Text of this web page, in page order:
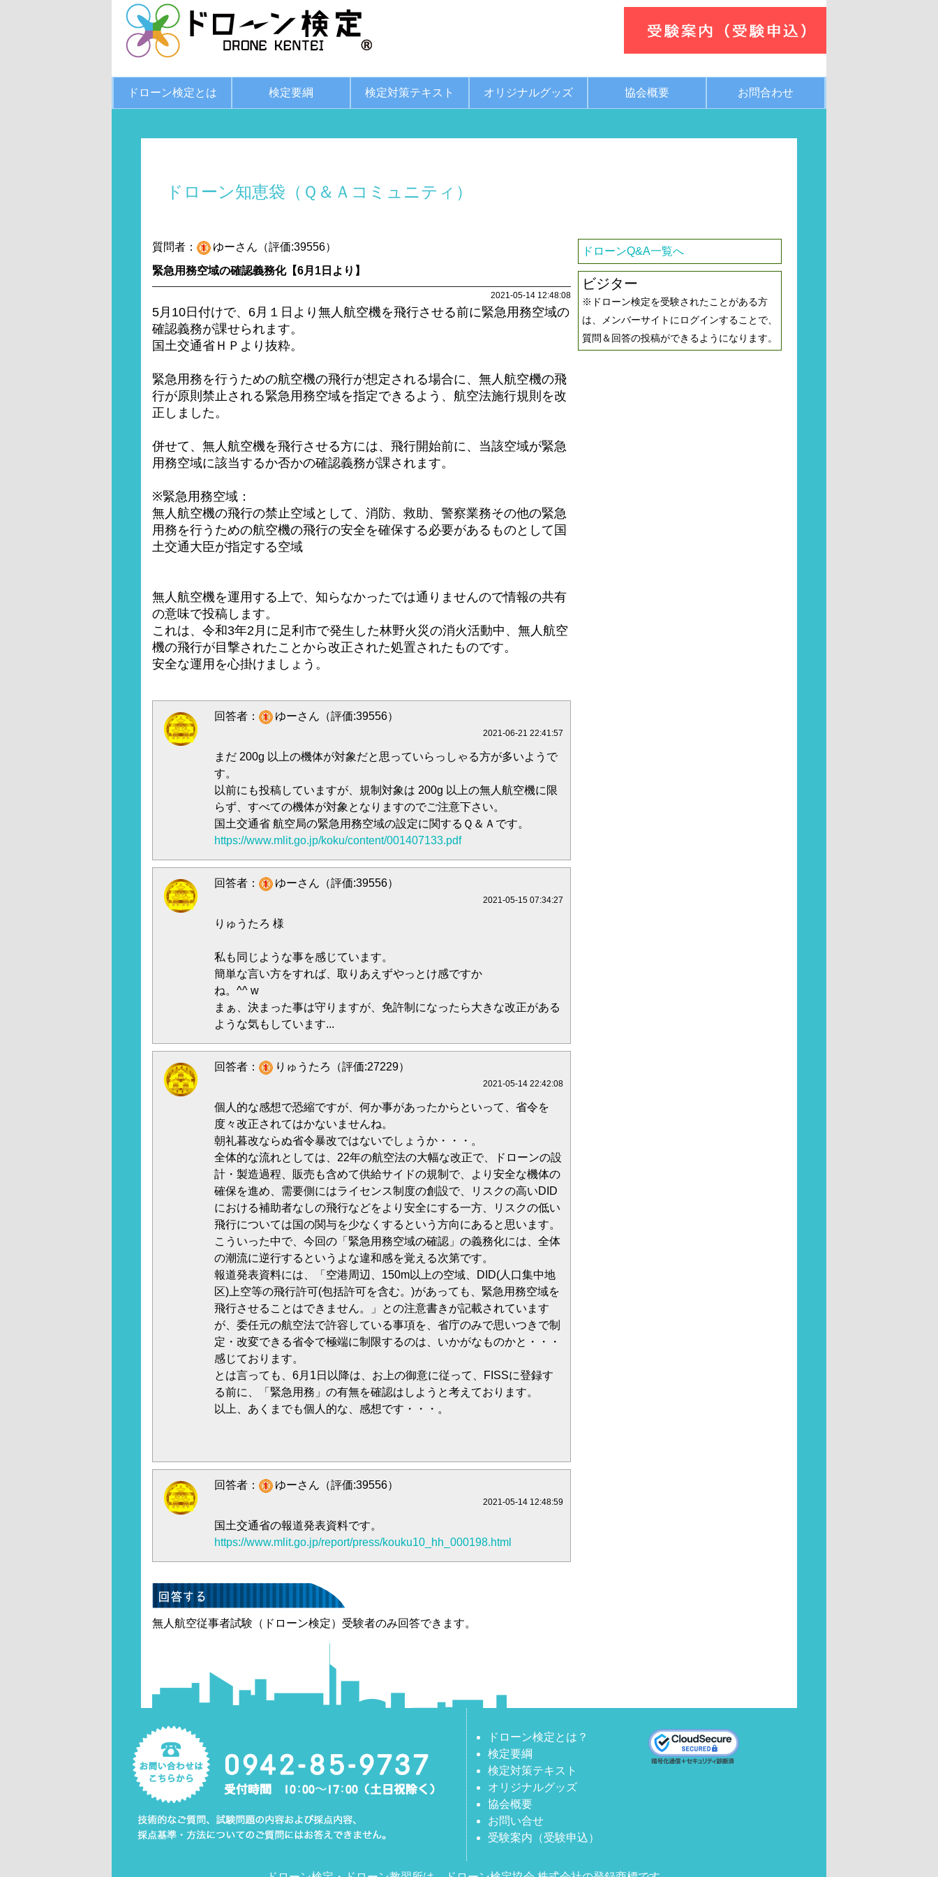
ドローン検定とは 検定要綱 検定対策テキスト オリジナルグッズ 協会概要 お問合わせ
ドローン知恵袋（Ｑ＆Ａコミュニティ）
質問者：
ゆーさん（評価:39556）
緊急用務空域の確認義務化【6月1日より】
2021-05-14 12:48:08
5月10日付けで、6月１日より無人航空機を飛行させる前に緊急用務空域の
確認義務が課せられます。
国土交通省ＨＰより抜粋。
緊急用務を行うための航空機の飛行が想定される場合に、無人航空機の飛
行が原則禁止される緊急用務空域を指定できるよう、航空法施行規則を改
正しました。
併せて、無人航空機を飛行させる方には、飛行開始前に、当該空域が緊急
用務空域に該当するか否かの確認義務が課されます。
※緊急用務空域：
無人航空機の飛行の禁止空域として、消防、救助、警察業務その他の緊急
用務を行うための航空機の飛行の安全を確保する必要があるものとして国
土交通大臣が指定する空域
無人航空機を運用する上で、知らなかったでは通りませんので情報の共有
の意味で投稿します。
これは、令和3年2月に足利市で発生した林野火災の消火活動中、無人航空
機の飛行が目撃されたことから改正された処置されたものです。
安全な運用を心掛けましょう。
回答者： ゆーさん（評価:39556）
2021-06-21 22:41:57
まだ 200g 以上の機体が対象だと思っていらっしゃる方が多いようで
す。
以前にも投稿していますが、規制対象は 200g 以上の無人航空機に限
らず、すべての機体が対象となりますのでご注意下さい。
国土交通省 航空局の緊急用務空域の設定に関するＱ＆Ａです。
https://www.mlit.go.jp/koku/content/001407133.pdf
回答者： ゆーさん（評価:39556）
2021-05-15 07:34:27
りゅうたろ 様
私も同じような事を感じています。
簡単な言い方をすれば、取りあえずやっとけ感ですか
ね。^^ w
まぁ、決まった事は守りますが、免許制になったら大きな改正がある
ような気もしています...
回答者： りゅうたろ（評価:27229）
2021-05-14 22:42:08
個人的な感想で恐縮ですが、何か事があったからといって、省令を
度々改正されてはかないませんね。
朝礼暮改ならぬ省令暴改ではないでしょうか・・・。
全体的な流れとしては、22年の航空法の大幅な改正で、ドローンの設
計・製造過程、販売も含めて供給サイドの規制で、より安全な機体の
確保を進め、需要側にはライセンス制度の創設で、リスクの高いDID
における補助者なしの飛行などをより安全にする一方、リスクの低い
飛行については国の関与を少なくするという方向にあると思います。
こういった中で、今回の「緊急用務空域の確認」の義務化には、全体
の潮流に逆行するというよな違和感を覚える次第です。
報道発表資料には、「空港周辺、150m以上の空域、DID(人口集中地
区)上空等の飛行許可(包括許可を含む。)があっても、緊急用務空域を
飛行させることはできません。」との注意書きが記載されています
が、委任元の航空法で許容している事項を、省庁のみで思いつきで制
定・改変できる省令で極端に制限するのは、いかがなものかと・・・
感じております。
とは言っても、6月1日以降は、お上の御意に従って、FISSに登録す
る前に、「緊急用務」の有無を確認はしようと考えております。
以上、あくまでも個人的な、感想です・・・。
回答者： ゆーさん（評価:39556）
2021-05-14 12:48:59
国土交通省の報道発表資料です。
https://www.mlit.go.jp/report/press/kouku10_hh_000198.html
無人航空従事者試験（ドローン検定）受験者のみ回答できます。
ドローンQ&A一覧へ
ビジター
※ドローン検定を受験されたことがある方
は、メンバーサイトにログインすることで、
質問＆回答の投稿ができるようになります。
ドローン検定とは？
検定要綱
検定対策テキスト
オリジナルグッズ
協会概要
お問い合せ
受験案内（受験申込）